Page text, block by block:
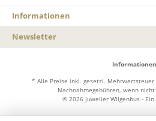
Informationen
Newsletter
Informationen
* Alle Preise inkl. gesetzl. Mehrwertsteuer
Nachnahmegebühren, wenn
© 2026 Juwelier Wilgenbus - Ein